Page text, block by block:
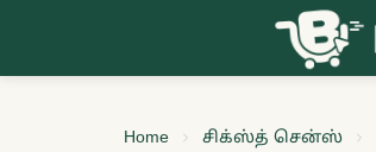
Home சிக்ஸ்த் சென்ஸ்